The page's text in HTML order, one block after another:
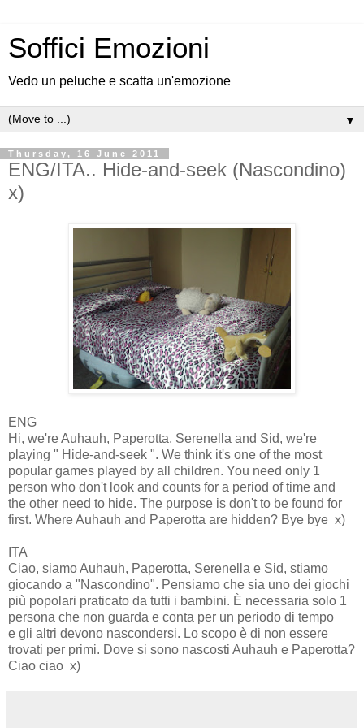
Soffici Emozioni
Vedo un peluche e scatta un'emozione
▼
Thursday, 16 June 2011
ENG/ITA.. Hide-and-seek (Nascondino)
x)
ENG
Hi, we're Auhauh, Paperotta , Serenella and Sid, we're
playing " Hide-and-seek ". We think it's one of the most
popular games played by all children. You need only 1
person who don't look and counts for a period of time and
the other need to hide. The purpose is don't to be found for
first. Where Auhauh and Paperotta are hidden? Bye bye x)
ITA
Ciao, siamo Auhauh, Paperotta, Serenella e Sid, stiamo
giocando a "Nascondino". Pensiamo che sia uno dei giochi
più popolari praticato da tutti i bambini. È necessaria solo 1
persona che non guarda e conta per un periodo di tempo
e gli altri devono nascondersi. Lo scopo è di non essere
trovati per primi. Dove si sono nascosti Auhauh e Paperotta?
Ciao ciao x)